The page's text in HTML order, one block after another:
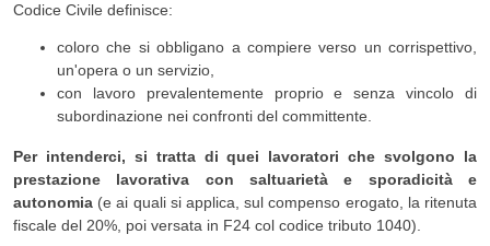
Codice Civile definisce:
coloro che si obbligano a compiere verso un corrispettivo,
un'opera o un servizio,
con lavoro prevalentemente proprio e senza vincolo di
subordinazione nei confronti del committente.
Per intenderci, si tratta di quei lavoratori che svolgono la
prestazione lavorativa con saltuarietà e sporadicità e
autonomia (e ai quali si applica, sul compenso erogato, la ritenuta
fiscale del 20%, poi versata in F24 col codice tributo 1040).